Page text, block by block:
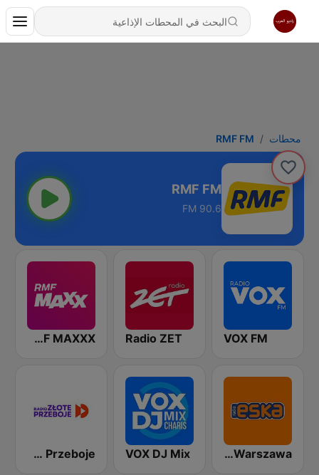
محطات RMF FM
RMF FM
90.6 FM
VOX FM
Radio ZET
RMF MAXXX
ESKA Warszawa
VOX DJ Mix
Radio Złote Przeboje